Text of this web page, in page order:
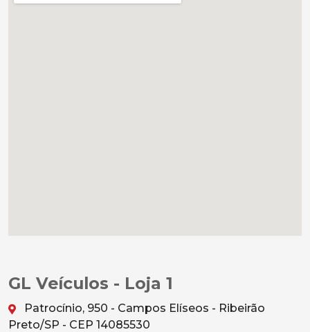
GL Veículos - Loja 1
Patrocínio, 950 - Campos Elíseos - Ribeirão
Preto/SP - CEP 14085530